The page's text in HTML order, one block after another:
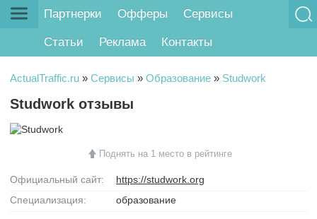
Партнерки Офферы Сервисы
Статьи Реклама Контакты
ActualTraffic.ru » Сервисы » Образование » Studwork
Studwork отзывы
Поднять на 1 место в рейтинге
Официальный сайт:
https://studwork.org
Специализация:
образование